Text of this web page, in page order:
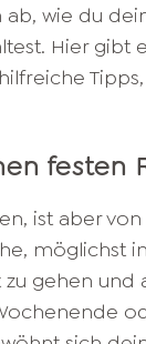
wie du
Hier gibt
festen
ist aber
möglichst
gehen und